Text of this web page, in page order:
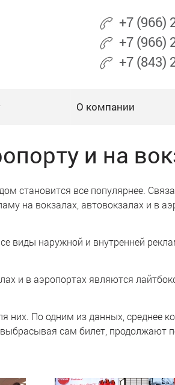
+7 (966)
+7 (966)
+7 (843)
О компании
и на
становится все популярнее.
на вокзалах, автовокзалах и в
виды наружной и внутренней
и в аэропортах являются
них. По одним из данных, среднее
сам билет, продолжают